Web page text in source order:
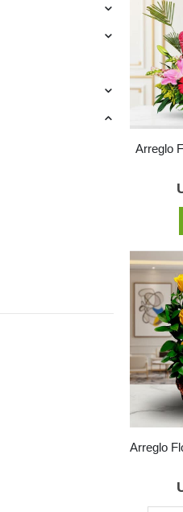
Arreglo
Arreglo